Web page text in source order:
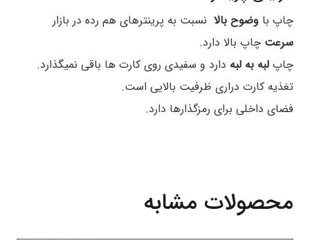
چاپ با وضوح بالا نسبت به پرینترهای هم رده در بازار
سرعت چاپ بالا دارد.
چاپ لبه به لبه دارد و سفیدی روی کارت ها باقی نمیگذارد.
تغذیه کارت دراری ظرفیت بالایی است.
فضای داخلی برای رمزگذارها دارد.
محصولات مشابه